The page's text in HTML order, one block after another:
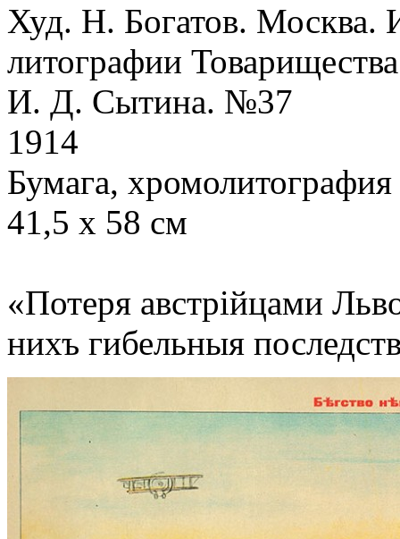
Худ. Н. Богатов. Москва.
литографии Товарищества
И. Д. Сытина. №37
1914
Бумага, хромолитография
41,5 х 58 см
«Потеря австрiйцами
нихъ гибельныя